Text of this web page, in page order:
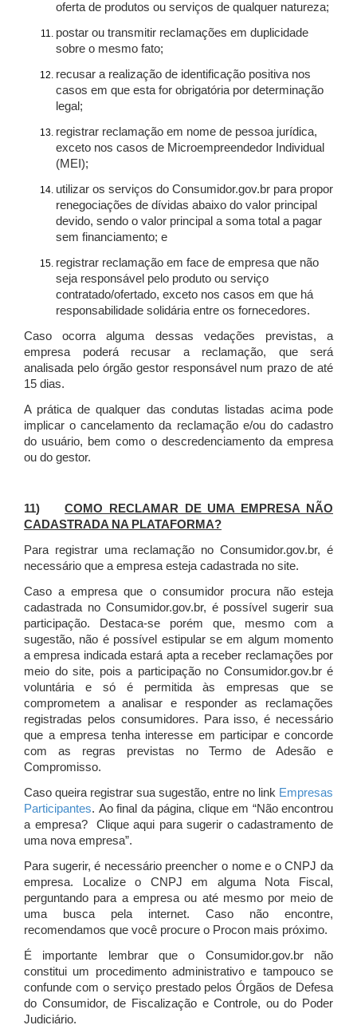
oferta de produtos ou serviços de qualquer natureza;
postar ou transmitir reclamações em duplicidade
sobre o mesmo fato;
recusar a realização de identificação positiva nos
casos em que esta for obrigatória por determinação
legal;
registrar reclamação em nome de pessoa jurídica,
exceto nos casos de Microempreendedor Individual
(MEI);
utilizar os serviços do Consumidor.gov.br para propor
renegociações de dívidas abaixo do valor principal
devido, sendo o valor principal a soma total a pagar
sem financiamento; e
registrar reclamação em face de empresa que não
seja responsável pelo produto ou serviço
contratado/ofertado, exceto nos casos em que há
responsabilidade solidária entre os fornecedores.
Caso ocorra alguma dessas vedações previstas, a
empresa poderá recusar a reclamação, que será
analisada pelo órgão gestor responsável num prazo de até
15 dias.
A prática de qualquer das condutas listadas acima pode
implicar o cancelamento da reclamação e/ou do cadastro
do usuário, bem como o descredenciamento da empresa
ou do gestor.
11)COMO RECLAMAR DE UMA EMPRESA NÃO
CADASTRADA NA PLATAFORMA?
Para registrar uma reclamação no Consumidor.gov.br, é
necessário que a empresa esteja cadastrada no site.
Caso a empresa que o consumidor procura não esteja
cadastrada no Consumidor.gov.br, é possível sugerir sua
participação. Destaca-se porém que, mesmo com a
sugestão, não é possível estipular se em algum momento
a empresa indicada estará apta a receber reclamações por
meio do site, pois a participação no Consumidor.gov.br é
voluntária e só é permitida às empresas que se
comprometem a analisar e responder as reclamações
registradas pelos consumidores. Para isso, é necessário
que a empresa tenha interesse em participar e concorde
com as regras previstas no Termo de Adesão e
Compromisso.
Caso queira registrar sua sugestão, entre no link Empresas
Participantes. Ao final da página, clique em “Não encontrou
a empresa? Clique aqui para sugerir o cadastramento de
uma nova empresa”.
Para sugerir, é necessário preencher o nome e o CNPJ da
empresa. Localize o CNPJ em alguma Nota Fiscal,
perguntando para a empresa ou até mesmo por meio de
uma busca pela internet. Caso não encontre,
recomendamos que você procure o Procon mais próximo.
É importante lembrar que o Consumidor.gov.br não
constitui um procedimento administrativo e tampouco se
confunde com o serviço prestado pelos Órgãos de Defesa
do Consumidor, de Fiscalização e Controle, ou do Poder
Judiciário.